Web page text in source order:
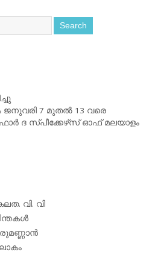
7 മുതല്‍ 13 വരെ
ദ സ്പീക്കേഴ്‌സ് ഓഫ് മലയാളം
വി. വി